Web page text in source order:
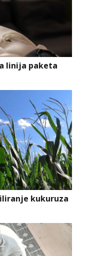
linija paketa
Siliranje kukuruza